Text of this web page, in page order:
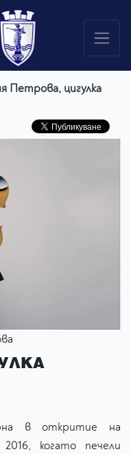
Петрова, цигулка
в откритие на
когато печели